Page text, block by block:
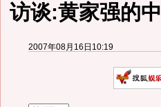
访谈:黄家强的
2007年08月16日10:19